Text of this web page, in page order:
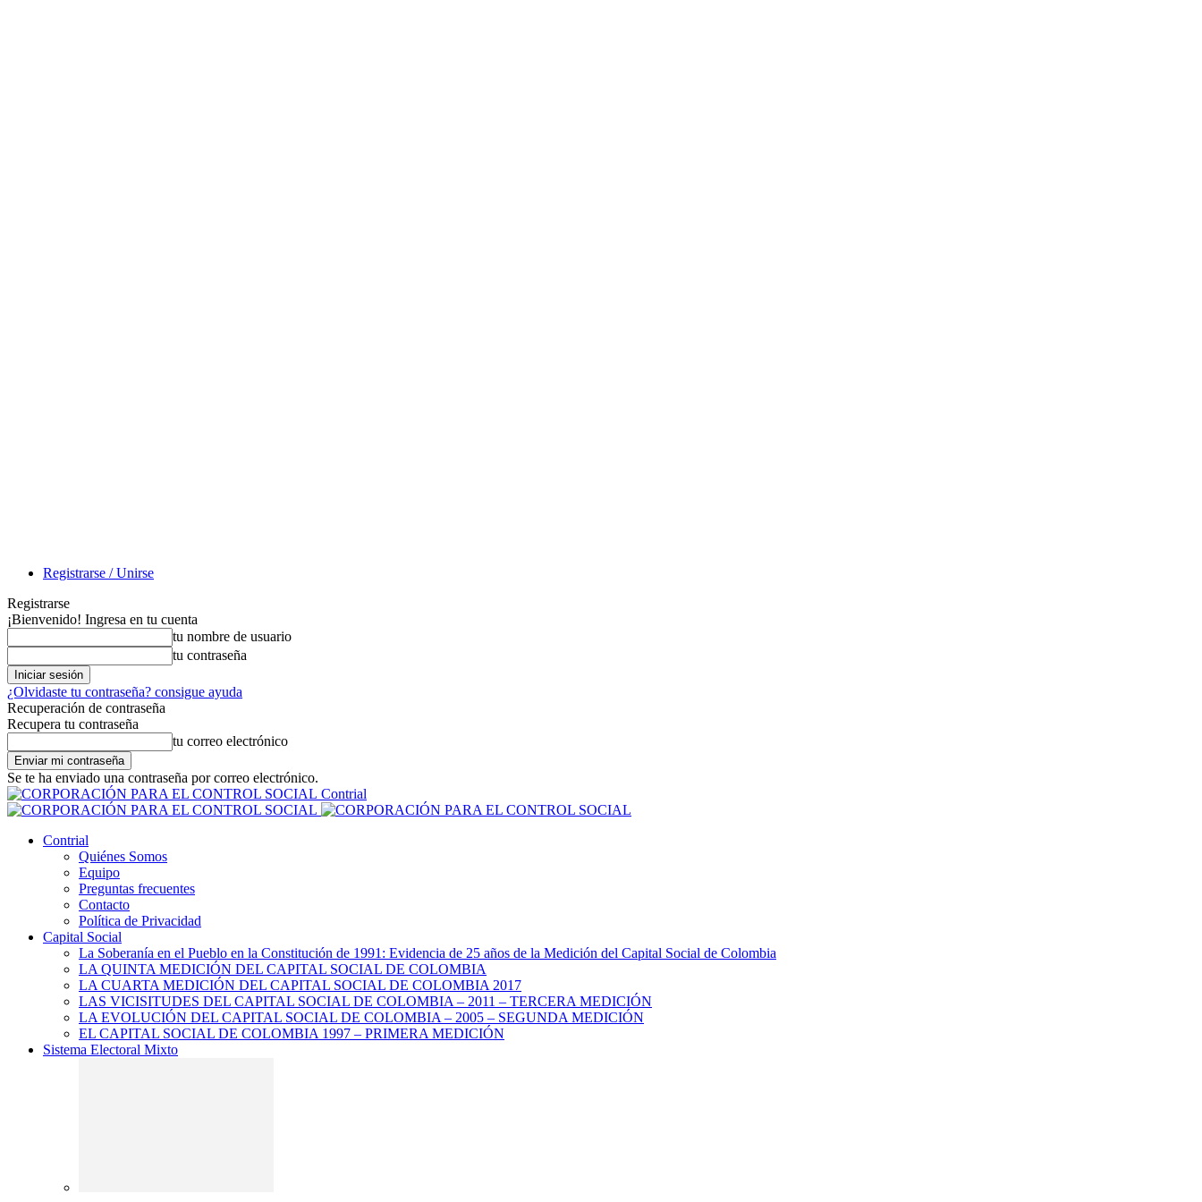
Registrarse / Unirse
Registrarse
¡Bienvenido! Ingresa en tu cuenta
tu nombre de usuario
tu contraseña
¿Olvidaste tu contraseña? consigue ayuda
Recuperación de contraseña
Recupera tu contraseña
tu correo electrónico
Se te ha enviado una contraseña por correo electrónico.
Contrial
Contrial
Quiénes Somos
Equipo
Preguntas frecuentes
Contacto
Política de Privacidad
Capital Social
La Soberanía en el Pueblo en la Constitución de 1991: Evidencia de 25 años de la Medición del Capital Social de Colombia
LA QUINTA MEDICIÓN DEL CAPITAL SOCIAL DE COLOMBIA
LA CUARTA MEDICIÓN DEL CAPITAL SOCIAL DE COLOMBIA 2017
LAS VICISITUDES DEL CAPITAL SOCIAL DE COLOMBIA – 2011 – TERCERA MEDICIÓN
LA EVOLUCIÓN DEL CAPITAL SOCIAL DE COLOMBIA – 2005 – SEGUNDA MEDICIÓN
EL CAPITAL SOCIAL DE COLOMBIA 1997 – PRIMERA MEDICIÓN
Sistema Electoral Mixto